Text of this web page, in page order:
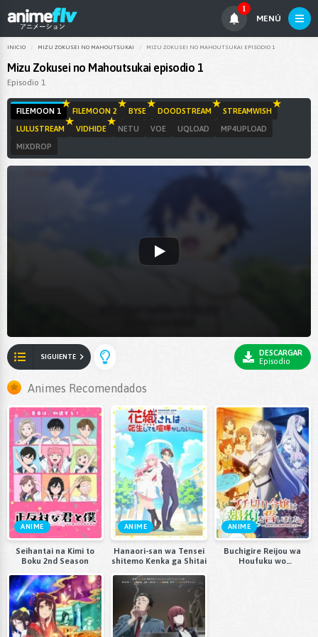
1
MENÚ
INICIO MIZU ZOKUSEI NO MAHOUTSUKAI MIZU ZOKUSEI NO MAHOUTSUKAI EPISODIO 1
Mizu Zokusei no Mahoutsukai episodio 1
Episodio 1
FILEMOON 1 FILEMOON 2 BYSE DOODSTREAM STREAMWISH
LULUSTREAM VIDHIDE NETU VOE UQLOAD MP4UPLOAD
MIXDROP
SIGUIENTE
DESCARGAR
Episodio
Animes Recomendados
ANIME
Seihantai na Kimi to
Boku 2nd Season
ANIME
Hanaori-san wa Tensei
shitemo Kenka ga Shitai
ANIME
Buchigire Reijou wa
Houfuku wo